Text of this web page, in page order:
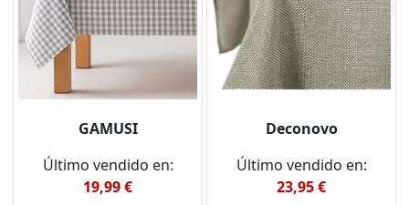
GAMUSI
Último vendido en:
19,99 €
Deconovo
Último vendido en:
23,95 €